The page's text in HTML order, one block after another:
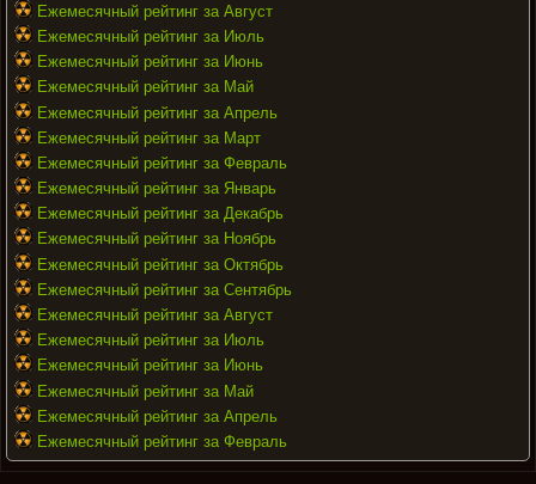
Ежемесячный рейтинг за Август
Ежемесячный рейтинг за Июль
Ежемесячный рейтинг за Июнь
Ежемесячный рейтинг за Май
Ежемесячный рейтинг за Апрель
Ежемесячный рейтинг за Март
Ежемесячный рейтинг за Февраль
Ежемесячный рейтинг за Январь
Ежемесячный рейтинг за Декабрь
Ежемесячный рейтинг за Ноябрь
Ежемесячный рейтинг за Октябрь
Ежемесячный рейтинг за Сентябрь
Ежемесячный рейтинг за Август
Ежемесячный рейтинг за Июль
Ежемесячный рейтинг за Июнь
Ежемесячный рейтинг за Май
Ежемесячный рейтинг за Апрель
Ежемесячный рейтинг за Февраль